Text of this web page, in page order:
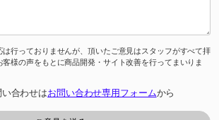
は行っておりませんが、頂いたご意見はスタッフがすべて拝
客様の声をもとに商品開発・サイト改善を行ってまいりま
合わせはお問い合わせ専用フォームから